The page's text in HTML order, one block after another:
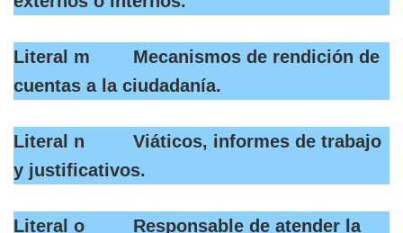
Literal m Mecanismos de rendición de
cuentas a la ciudadanía.
Literal n Viáticos, informes de trabajo
y justificativos.
Literal o Responsable de atender la